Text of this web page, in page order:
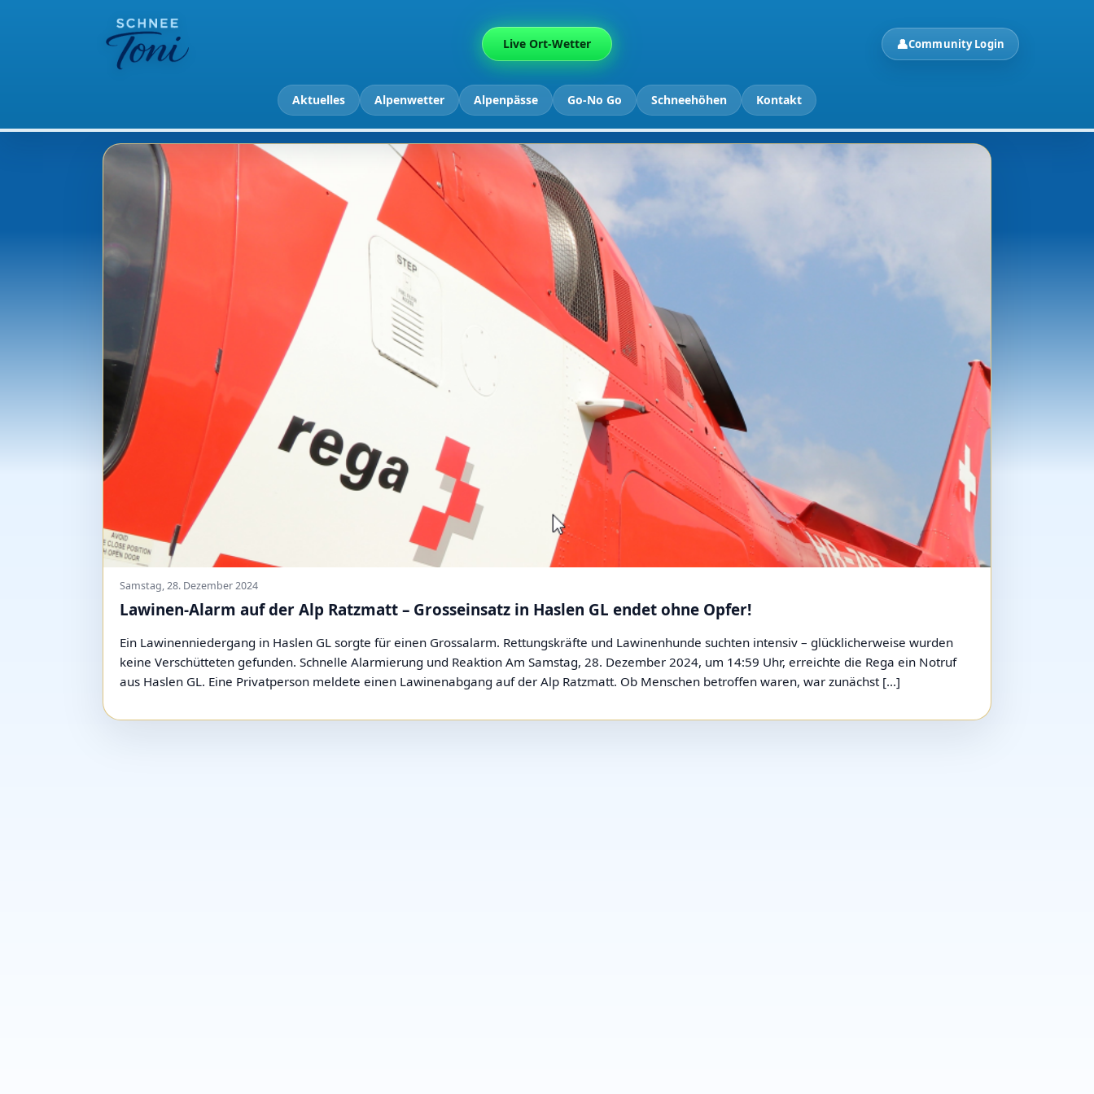
Live Ort-Wetter 👤Community Login
Aktuelles Alpenwetter Alpenpässe Go-No Go Schneehöhen Kontakt
Samstag, 28. Dezember 2024
Lawinen-Alarm auf der Alp Ratzmatt – Grosseinsatz in Haslen GL endet ohne Opfer!
Ein Lawinenniedergang in Haslen GL sorgte für einen Grossalarm. Rettungskräfte und Lawinenhunde suchten intensiv – glücklicherweise wurden
keine Verschütteten gefunden. Schnelle Alarmierung und Reaktion Am Samstag, 28. Dezember 2024, um 14:59 Uhr, erreichte die Rega ein Notruf
aus Haslen GL. Eine Privatperson meldete einen Lawinenabgang auf der Alp Ratzmatt. Ob Menschen betroffen waren, war zunächst […]